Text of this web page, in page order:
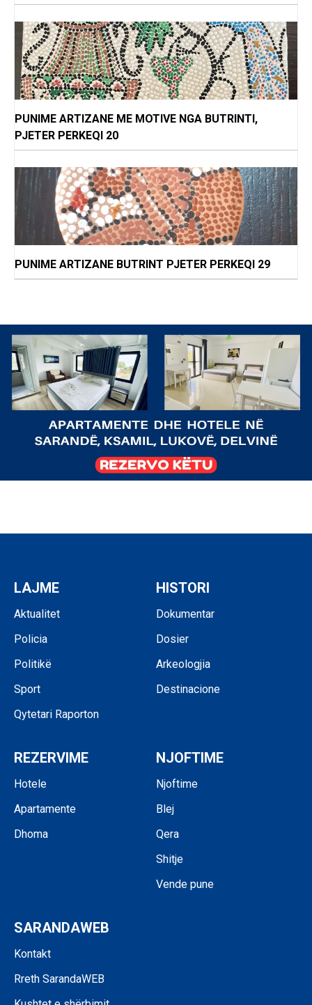
PUNIME ARTIZANE ME MOTIVE NGA BUTRINTI,
PJETER PERKEQI 20
PUNIME ARTIZANE BUTRINT PJETER PERKEQI 29
LAJME
Aktualitet
Policia
Politikë
Sport
Qytetari Raporton
HISTORI
Dokumentar
Dosier
Arkeologjia
Destinacione
REZERVIME
Hotele
Apartamente
Dhoma
NJOFTIME
Njoftime
Blej
Qera
Shitje
Vende pune
SARANDAWEB
Kontakt
Rreth SarandaWEB